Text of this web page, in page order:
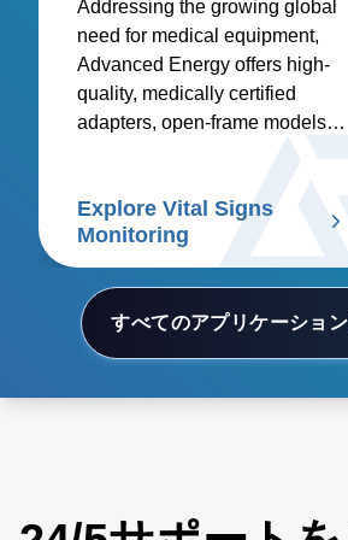
すべてのアプリケーショ
Addressing the growing global
need for medical equipment,
Advanced Energy offers high-
quality, medically certified
adapters, open-frame models,
signs patient monitors.
Explore Vital Signs
Monitoring